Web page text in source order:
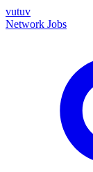
vutuv
Network Jobs